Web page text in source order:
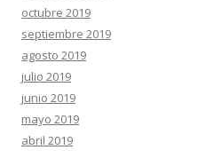
octubre 2019
septiembre 2019
agosto 2019
julio 2019
junio 2019
mayo 2019
abril 2019